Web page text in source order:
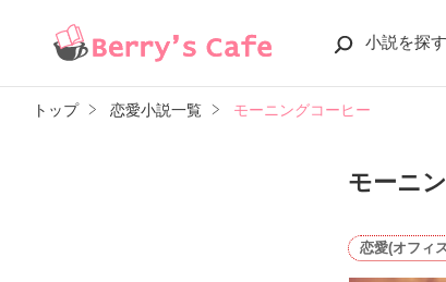
小説を探す
トップ 恋愛小説一覧 モーニングコーヒー
モーニ
恋愛(オフィ